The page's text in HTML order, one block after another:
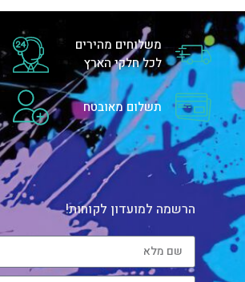
משלוחים מהירים
לכל חלקי הארץ
תשלום מאובטח
הרשמה למועדון לקוחות!